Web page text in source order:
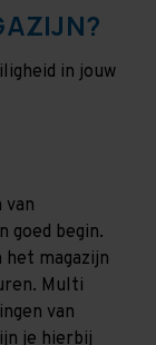
in jouw
van
goed begin.
het magazijn
Multi
van
je hierbij